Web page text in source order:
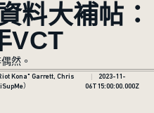
料大補帖：
VCT
然。
Kona" Garrett, Chris
）
2023-11-
06T15:00:00.000Z